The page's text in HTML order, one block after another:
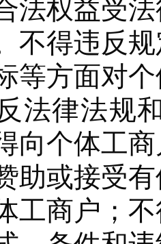
法权益受
不得违反
等方面对
法律法规
向个体工
助或接受
工商户；